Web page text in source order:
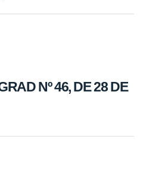
Nº 46, DE 28 DE